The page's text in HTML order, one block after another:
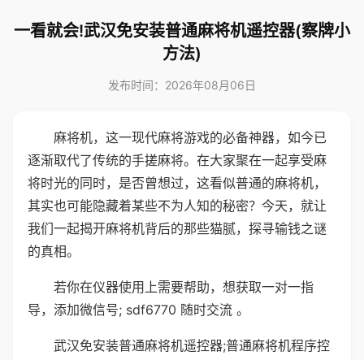
一看就会!武汉免安装普通麻将机遥控器(察牌小
方法)
发布时间：2026年08月06日
麻将机，这一现代麻将游戏的必备神器，如今已
逐渐取代了传统的手搓麻将。在大家聚在一起享受麻
将时光的同时，是否曾想过，这看似普通的麻将机，
其实也可能隐藏着某些不为人知的秘密？今天，就让
我们一起揭开麻将机背后的那些猫腻，探寻输钱之谜
的真相。
若你在仪器使用上需要帮助，想获取一对一指
导，添加微信号; sdf6770 随时交流 。
武汉免安装普通麻将机遥控器;普通麻将机程序控